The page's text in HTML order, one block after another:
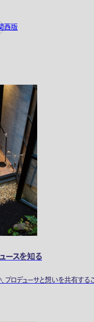
西版
ースを知る
プロデューサと想いを共有する